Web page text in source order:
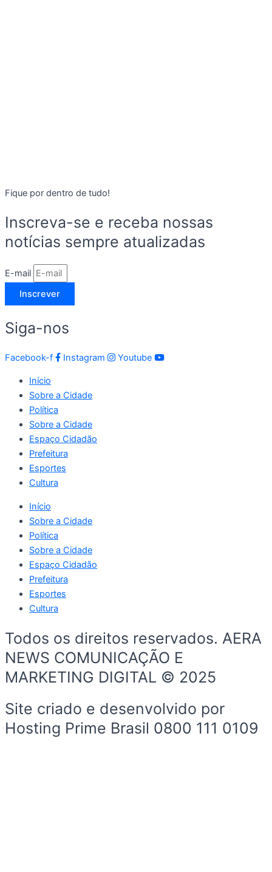
Fique por dentro de tudo!
Inscreva-se e receba nossas
notícias sempre atualizadas
E-mail
Inscrever
Siga-nos
Facebook-f Instagram Youtube
Início
Sobre a Cidade
Política
Sobre a Cidade
Espaço Cidadão
Prefeitura
Esportes
Cultura
Início
Sobre a Cidade
Política
Sobre a Cidade
Espaço Cidadão
Prefeitura
Esportes
Cultura
Todos os direitos reservados. AERA
NEWS COMUNICAÇÃO E
MARKETING DIGITAL © 2025
Site criado e desenvolvido por
Hosting Prime Brasil 0800 111 0109